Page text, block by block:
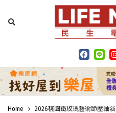
Home 2026桃園鐵玫瑰藝術節壓軸